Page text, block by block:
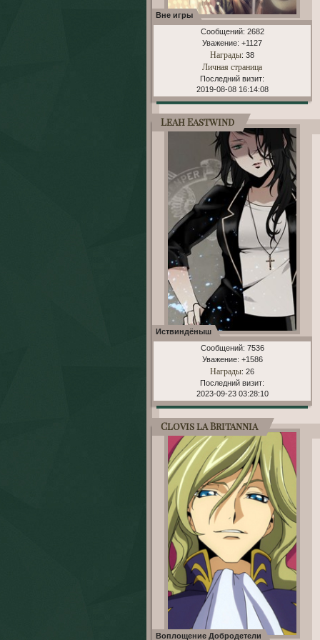
Вне игры
Сообщений: 2682
Уважение: +1127
Награды: 38
Личная страница
Последний визит:
2019-08-08 16:14:08
Leah Eastwind
Иствиндёныш
Сообщений: 7536
Уважение: +1586
Награды: 26
Последний визит:
2023-09-23 03:28:10
Clovis la Britannia
Воплощение Добродетели